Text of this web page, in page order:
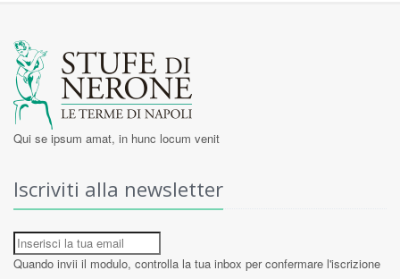
Qui se ipsum amat, in hunc locum venit
Iscriviti alla newsletter
Quando invii il modulo, controlla la tua inbox per confermare l'iscrizione